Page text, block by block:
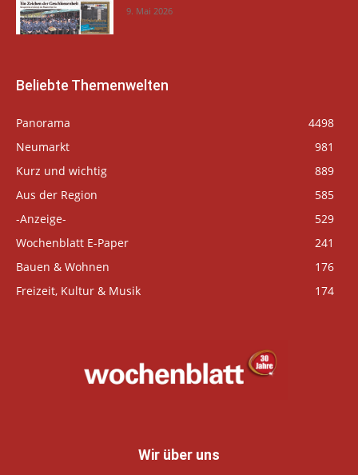
9. Mai 2026
Beliebte Themenwelten
Panorama
4498
Neumarkt
981
Kurz und wichtig
889
Aus der Region
585
-Anzeige-
529
Wochenblatt E-Paper
241
Bauen & Wohnen
176
Freizeit, Kultur & Musik
174
Wir über uns